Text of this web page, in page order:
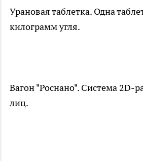
Урановая таблетка. Одна
килограмм угля.
Вагон "Роснано". Система 2D-
лиц.